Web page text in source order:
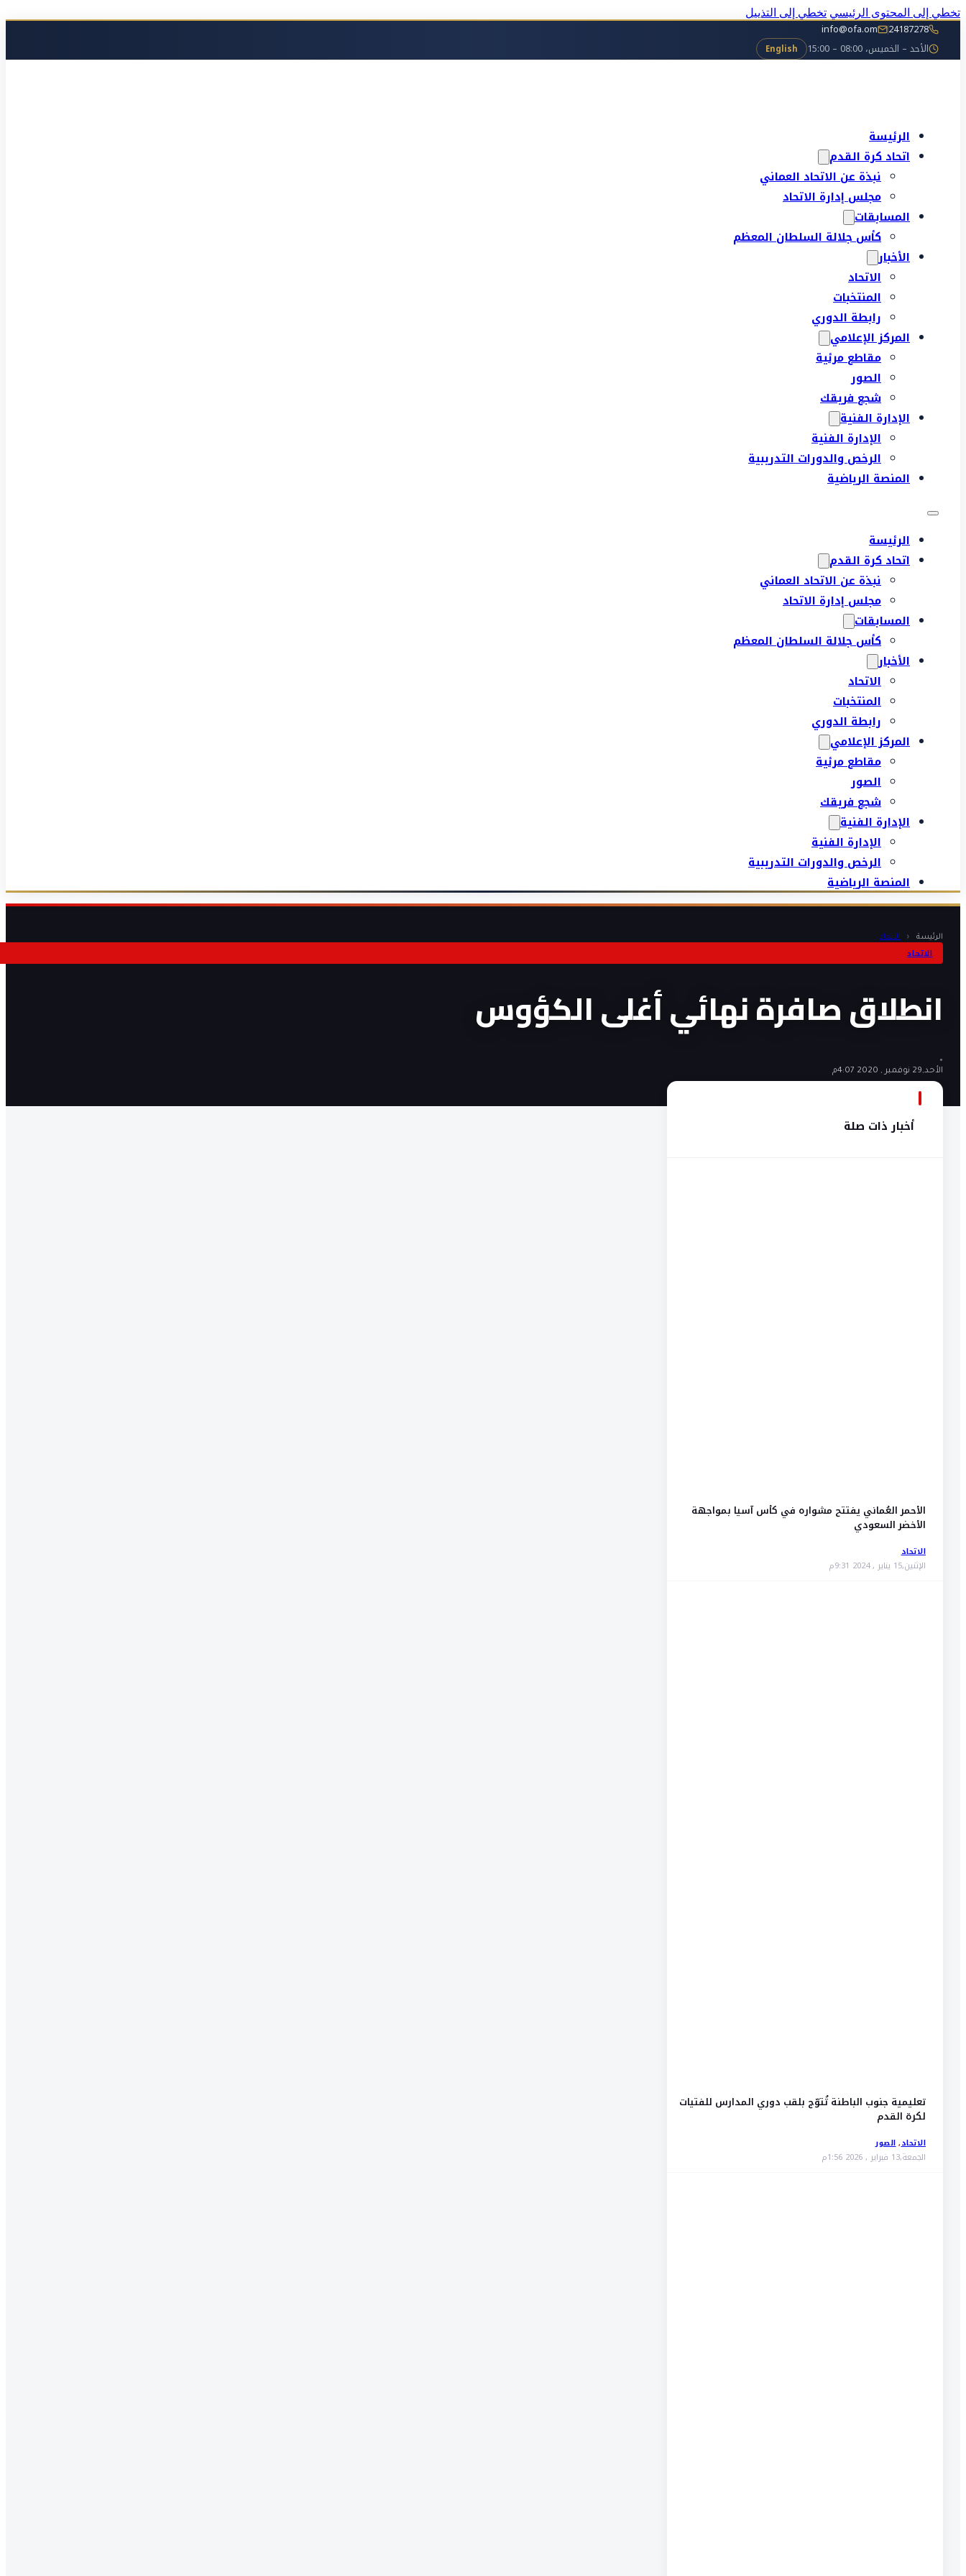
تخطي إلى المحتوى الرئيسي تخطي إلى التذييل
24187278
info@ofa.om
الأحد – الخميس، 08:00 – 15:00
English
الرئيسة
اتحاد كرة القدم
نبذة عن الاتحاد العماني
مجلس إدارة الاتحاد
المسابقات
كأس جلالة السلطان المعظم
الأخبار
الاتحاد
المنتخبات
رابطة الدوري
المركز الإعلامي
مقاطع مرئية
الصور
شجع فريقك
الإدارة الفنية
الإدارة الفنية
الرخص والدورات التدريبية
المنصة الرياضية
الرئيسة
اتحاد كرة القدم
نبذة عن الاتحاد العماني
مجلس إدارة الاتحاد
المسابقات
كأس جلالة السلطان المعظم
الأخبار
الاتحاد
المنتخبات
رابطة الدوري
المركز الإعلامي
مقاطع مرئية
الصور
شجع فريقك
الإدارة الفنية
الإدارة الفنية
الرخص والدورات التدريبية
المنصة الرياضية
الرئيسة ‹ الاتحاد
الاتحاد
انطلاق صافرة نهائي أغلى الكؤوس
•
الأحد,29 نوفمبر , 2020 4:07م
أخبار ذات صلة
الأحمر العُماني يفتتح مشواره في كأس آسيا بمواجهة
الأخضر السعودي
الاتحاد
الإثنين,15 يناير , 2024 9:31م
تعليمية جنوب الباطنة تُتوّج بلقب دوري المدارس للفتيات
لكرة القدم
الاتحاد,الصور
الجمعة,13 فبراير , 2026 1:56م